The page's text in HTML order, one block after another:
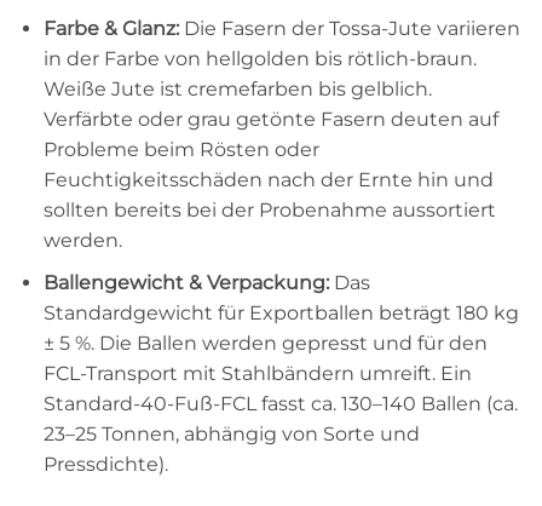
Farbe & Glanz:Die Fasern der Tossa-Jute variieren
in der Farbe von hellgolden bis rötlich-braun.
Weiße Jute ist cremefarben bis gelblich.
Verfärbte oder grau getönte Fasern deuten auf
Probleme beim Rösten oder
Feuchtigkeitsschäden nach der Ernte hin und
sollten bereits bei der Probenahme aussortiert
werden.
Ballengewicht & Verpackung:Das
Standardgewicht für Exportballen beträgt 180 kg
± 5 %. Die Ballen werden gepresst und für den
FCL-Transport mit Stahlbändern umreift. Ein
Standard-40-Fuß-FCL fasst ca. 130–140 Ballen (ca.
23–25 Tonnen, abhängig von Sorte und
Pressdichte).